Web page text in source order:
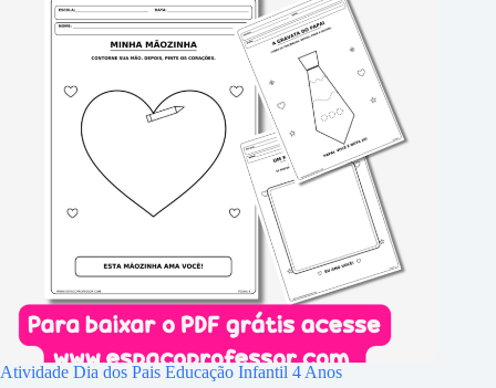
Atividade Dia dos Pais Educação Infantil 4 Anos